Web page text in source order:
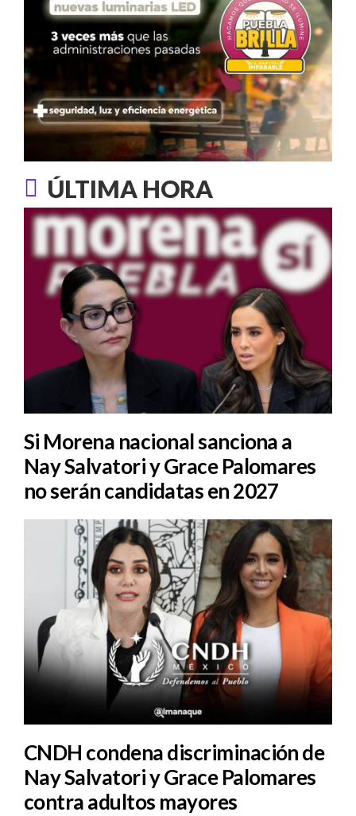
ÚLTIMA HORA
Si Morena nacional sanciona a
Nay Salvatori y Grace Palomares
no serán candidatas en 2027
CNDH condena discriminación de
Nay Salvatori y Grace Palomares
contra adultos mayores